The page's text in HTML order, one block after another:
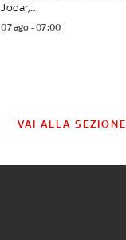
Jodar,...
07 ago - 07:00
VAI ALLA SEZIONE